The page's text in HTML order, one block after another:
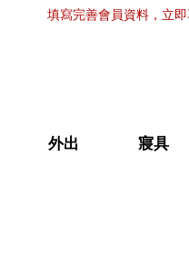
填寫完善會員資料，立
外出 寢具